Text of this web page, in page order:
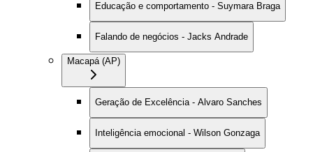
Educação e comportamento - Suymara Braga
Falando de negócios - Jacks Andrade
Macapá (AP)
Geração de Excelência - Alvaro Sanches
Inteligência emocional - Wilson Gonzaga